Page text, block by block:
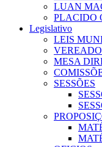
LUAN
PLACIDO
Legislativo
LEIS
MESA
SESSÕES